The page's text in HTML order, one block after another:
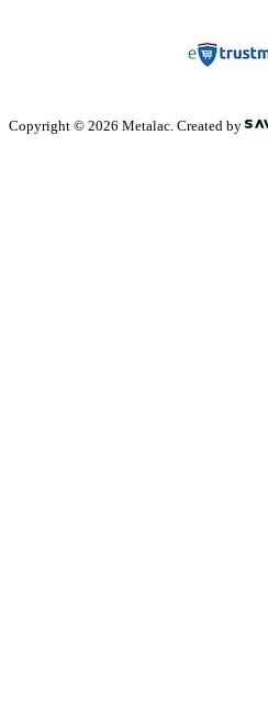
Copyright © 2026 Metalac. Created by